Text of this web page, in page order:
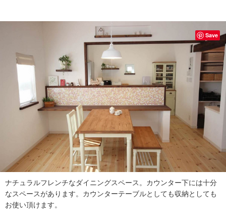
ナチュラルフレンチなダイニングスペース。 カウンター下には十分
なスペースがあります。カウンターテーブルとしても収納としても
お使い頂けます。
Save